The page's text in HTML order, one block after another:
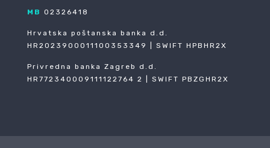
MB 02326418
Hrvatska poštanska banka d.d.
HR2023900011100353349 | SWIFT HPBHR2X
Privredna banka Zagreb d.d.
HR772340009111122764 2 | SWIFT PBZGHR2X